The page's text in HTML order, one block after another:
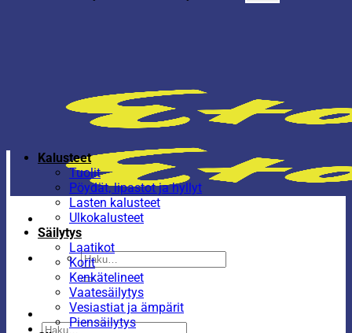
Etsi:
Etsi:
Kalusteet
Tuolit
Pöydät, lipastot ja hyllyt
Lasten kalusteet
Ulkokalusteet
Säilytys
Laatikot
Korit
Kenkätelineet
Vaatesäilytys
Vesiastiat ja ämpärit
Piensäilytys